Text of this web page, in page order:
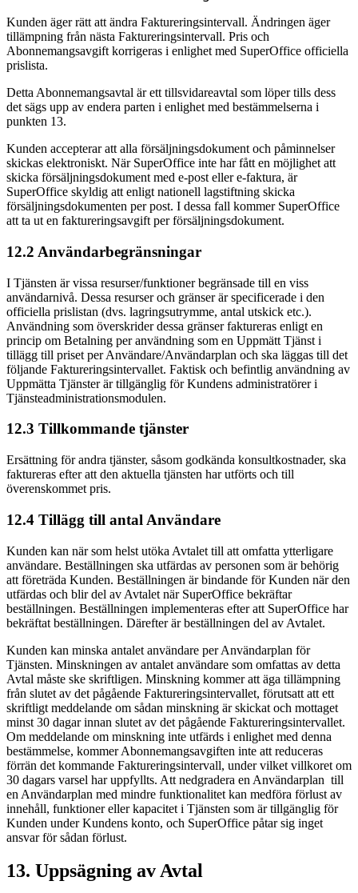
Kunden äger rätt att ändra Faktureringsintervall. Ändringen äger
tillämpning från nästa Faktureringsintervall. Pris och
Abonnemangsavgift korrigeras i enlighet med SuperOffice officiella
prislista.
Detta Abonnemangsavtal är ett tillsvidareavtal som löper tills dess
det sägs upp av endera parten i enlighet med bestämmelserna i
punkten 13.
Kunden accepterar att alla försäljningsdokument och påminnelser
skickas elektroniskt. När SuperOffice inte har fått en möjlighet att
skicka försäljningsdokument med e-post eller e-faktura, är
SuperOffice skyldig att enligt nationell lagstiftning skicka
försäljningsdokumenten per post. I dessa fall kommer SuperOffice
att ta ut en faktureringsavgift per försäljningsdokument.
12.2 Användarbegränsningar
I Tjänsten är vissa resurser/funktioner begränsade till en viss
användarnivå. Dessa resurser och gränser är specificerade i den
officiella prislistan (dvs. lagringsutrymme, antal utskick etc.).
Användning som överskrider dessa gränser faktureras enligt en
princip om Betalning per användning som en Uppmätt Tjänst i
tillägg till priset per Användare/Användarplan och ska läggas till det
följande Faktureringsintervallet. Faktisk och befintlig användning av
Uppmätta Tjänster är tillgänglig för Kundens administratörer i
Tjänsteadministrationsmodulen.
12.3 Tillkommande tjänster
Ersättning för andra tjänster, såsom godkända konsultkostnader, ska
faktureras efter att den aktuella tjänsten har utförts och till
överenskommet pris.
12.4 Tillägg till antal Användare
Kunden kan när som helst utöka Avtalet till att omfatta ytterligare
användare. Beställningen ska utfärdas av personen som är behörig
att företräda Kunden. Beställningen är bindande för Kunden när den
utfärdas och blir del av Avtalet när SuperOffice bekräftar
beställningen. Beställningen implementeras efter att SuperOffice har
bekräftat beställningen. Därefter är beställningen del av Avtalet.
Kunden kan minska antalet användare per Användarplan för
Tjänsten. Minskningen av antalet användare som omfattas av detta
Avtal måste ske skriftligen. Minskning kommer att äga tillämpning
från slutet av det pågående Faktureringsintervallet, förutsatt att ett
skriftligt meddelande om sådan minskning är skickat och mottaget
minst 30 dagar innan slutet av det pågående Faktureringsintervallet.
Om meddelande om minskning inte utfärds i enlighet med denna
bestämmelse, kommer Abonnemangsavgiften inte att reduceras
förrän det kommande Faktureringsintervall, under vilket villkoret om
30 dagars varsel har uppfyllts. Att nedgradera en Användarplan till
en Användarplan med mindre funktionalitet kan medföra förlust av
innehåll, funktioner eller kapacitet i Tjänsten som är tillgänglig för
Kunden under Kundens konto, och SuperOffice påtar sig inget
ansvar för sådan förlust.
13. Uppsägning av Avtal